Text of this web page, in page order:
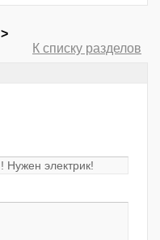
>
К списку разделов